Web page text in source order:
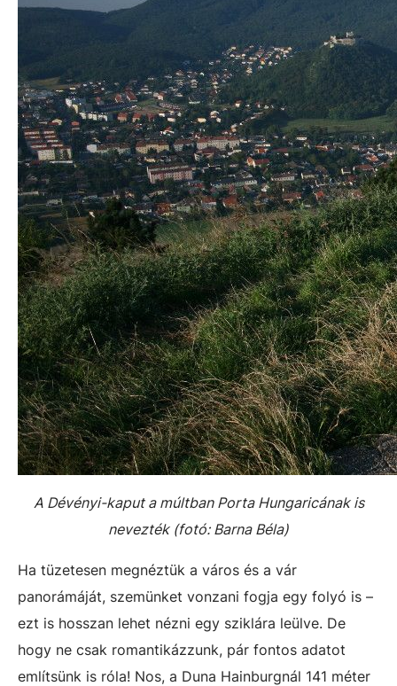
A Dévényi-kaput a múltban Porta Hungaricának is
nevezték (fotó: Barna Béla)
Ha tüzetesen megnéztük a város és a vár
panorámáját, szemünket vonzani fogja egy folyó is –
ezt is hosszan lehet nézni egy sziklára leülve. De
hogy ne csak romantikázzunk, pár fontos adatot
említsünk is róla! Nos, a Duna Hainburgnál 141 méter